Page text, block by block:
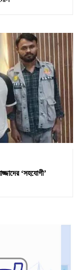
‘সহযোগী’